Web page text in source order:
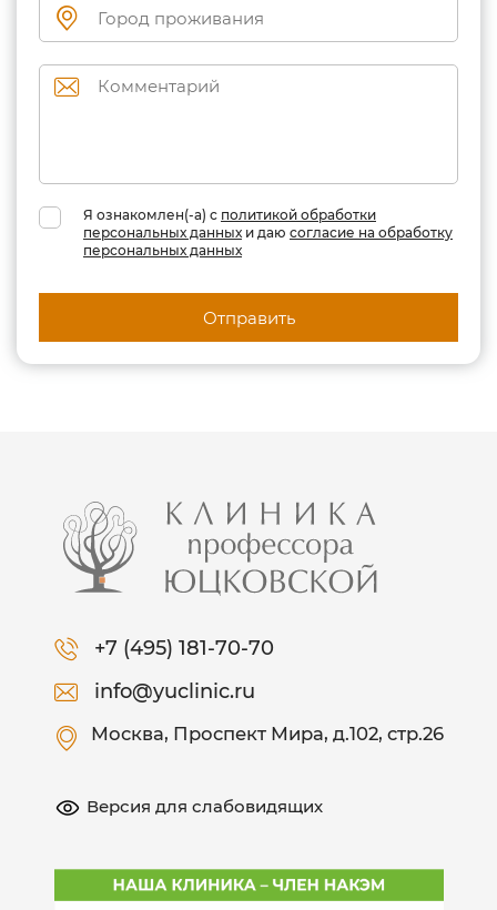
Я ознакомлен(-а) с политикой обработки
персональных данных и даю согласие на обработку
персональных данных
Отправить
+7 (495) 181-70-70
info@yuclinic.ru
Москва, Проспект Мира, д.102, стр.26
Версия для слабовидящих